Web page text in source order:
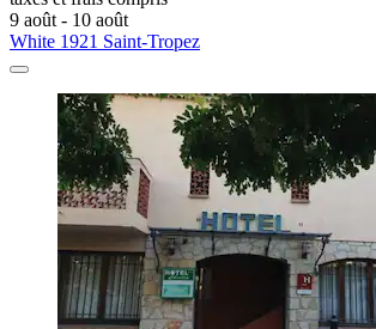
9 août - 10 août
White 1921 Saint-Tropez